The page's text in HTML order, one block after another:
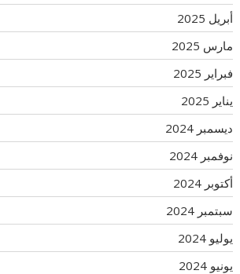
أبريل 2025
مارس 2025
فبراير 2025
يناير 2025
ديسمبر 2024
نوفمبر 2024
أكتوبر 2024
سبتمبر 2024
يوليو 2024
يونيو 2024